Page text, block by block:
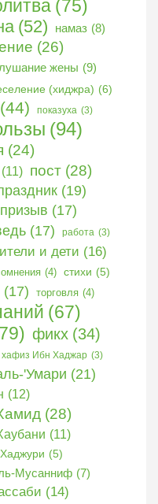
(75)
(52) намаз (8)
(26)
жены (9)
(хиджра) (6)
(44) показуха (3)
(94)
(24)
(11) пост (28)
(19)
призыв (17)
(17) работа (3)
и дети (16)
(4) стихи (5)
(17) торговля (4)
(67)
фикх (34)
хафиз Ибн Хаджар (3)
'Умари (21)
(12)
(28)
(11)
(5)
Мусанниф (7)
(14)